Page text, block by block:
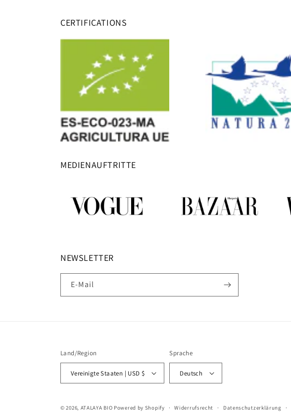
CERTIFICATIONS
MEDIENAUFTRITTE
NEWSLETTER
E-Mail
Land/Region
Vereinigte Staaten | USD $
Sprache
Deutsch
© 2026, ATALAYA BIO Powered by Shopify Widerrufsrecht Datenschutzerklärung